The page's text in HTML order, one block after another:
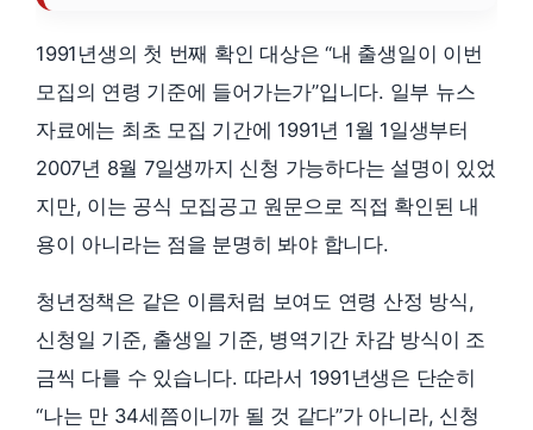
1991년생의 첫 번째 확인 대상은 “내 출생일이 이번
모집의 연령 기준에 들어가는가”입니다. 일부 뉴스
자료에는 최초 모집 기간에 1991년 1월 1일생부터
2007년 8월 7일생까지 신청 가능하다는 설명이 있었
지만, 이는 공식 모집공고 원문으로 직접 확인된 내
용이 아니라는 점을 분명히 봐야 합니다.
청년정책은 같은 이름처럼 보여도 연령 산정 방식,
신청일 기준, 출생일 기준, 병역기간 차감 방식이 조
금씩 다를 수 있습니다. 따라서 1991년생은 단순히
“나는 만 34세쯤이니까 될 것 같다”가 아니라, 신청